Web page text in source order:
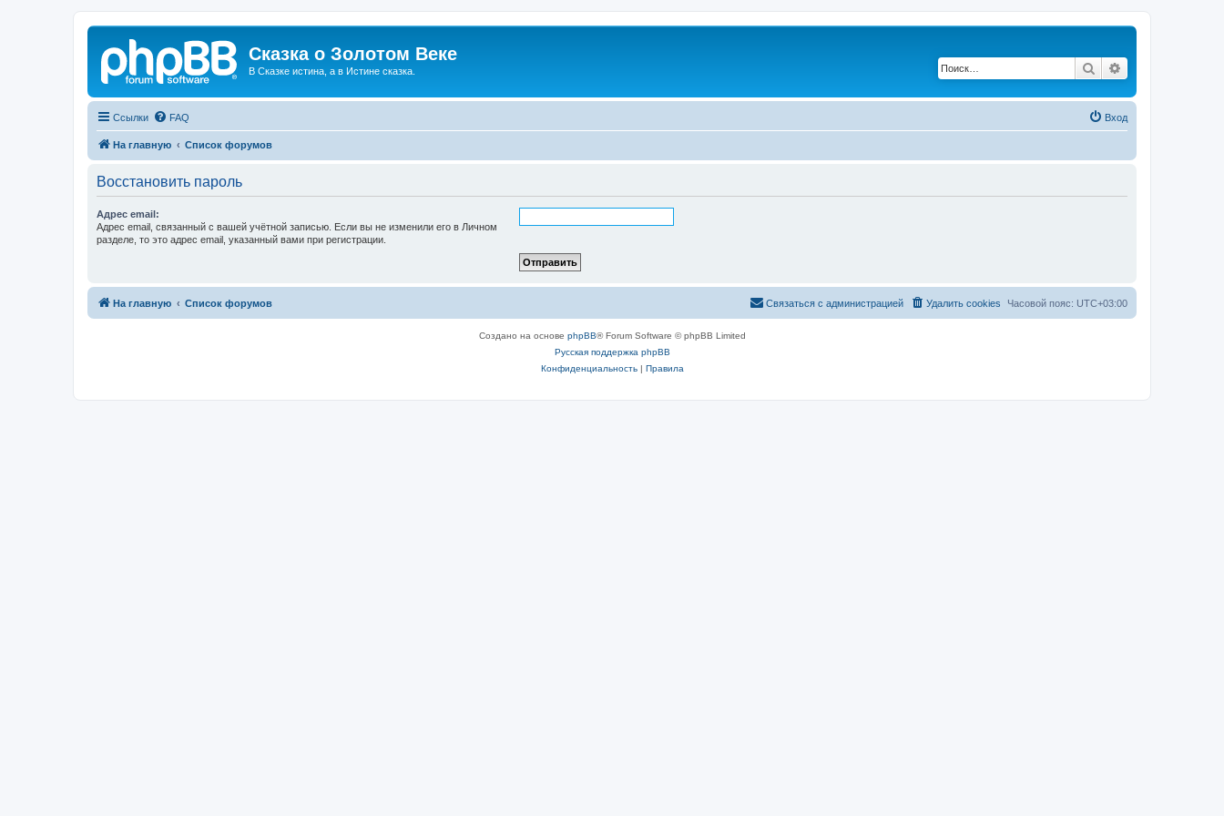
Сказка о Золотом Веке
В Сказке истина, а в Истине сказка. Поиск
Ссылки FAQ Вход
На главную Список форумов
Восстановить пароль
Адрес email:
Адрес email, связанный с вашей учётной записью. Если вы не изменили его в Личном
разделе, то это адрес email, указанный вами при регистрации.
На главную Список форумов Часовой пояс: UTC+03:00
Удалить cookies
Связаться с администрацией
Создано на основе phpBB® Forum Software © phpBB Limited
Русская поддержка phpBB
Конфиденциальность| Правила